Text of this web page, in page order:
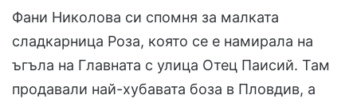
Фани Николова си спомня за малката
сладкарница Роза, която се е намирала на
ъгъла на Главната с улица Отец Паисий. Там
продавали най-хубавата боза в Пловдив, а